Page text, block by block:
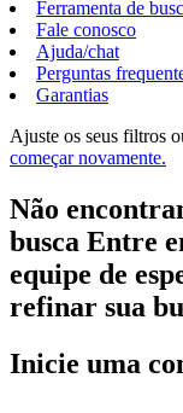
Ferramenta de
Fale conosco
Ajuda/chat
Perguntas
Garantias
Ajuste os seus filtros
começar novamente.
Não
busca Entre
equipe de
refinar sua
Inicie uma